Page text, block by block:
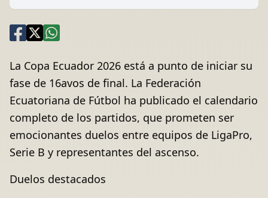
La Copa Ecuador 2026 está a punto de iniciar su
fase de 16avos de final. La Federación
Ecuatoriana de Fútbol ha publicado el calendario
completo de los partidos, que prometen ser
emocionantes duelos entre equipos de LigaPro,
Serie B y representantes del ascenso.
Duelos destacados